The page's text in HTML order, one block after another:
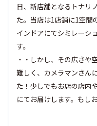
日、新店舗となるトナリ
た。当店は1店舗に1空間
インドアにてシミレーシ
す。
・・しかし、その広さや
難しく、カメラマンさん
た！少しでもお店の店内
にてお届けします。もし